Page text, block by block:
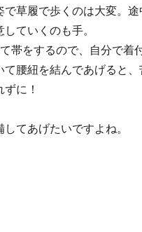
草履で歩くのは大変。
ていくのも手。
帯をするので、自分で着
腰紐を結んであげると
に！
てあげたいですよね。